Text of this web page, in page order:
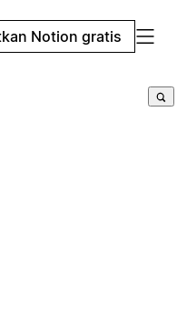
Notion gratis